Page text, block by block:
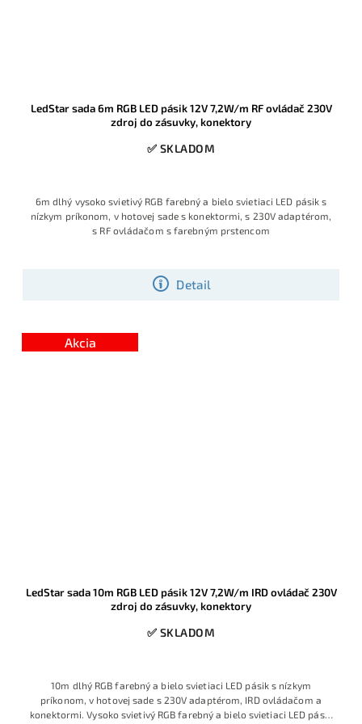
LedStar sada 6m RGB LED pásik 12V 7,2W/m RF ovládač 230V
zdroj do zásuvky, konektory
✅ SKLADOM
Detail
6m dlhý vysoko svietivý RGB farebný a bielo svietiaci LED pásik s
nízkym príkonom, v hotovej sade s konektormi, s 230V adaptérom,
s RF ovládačom s farebným prstencom
Akcia
LedStar sada 10m RGB LED pásik 12V 7,2W/m IRD ovládač 230V
zdroj do zásuvky, konektory
✅ SKLADOM
10m dlhý RGB farebný a bielo svietiaci LED pásik s nízkym
príkonom, v hotovej sade s 230V adaptérom, IRD ovládačom a
konektormi. Vysoko svietivý RGB farebný a bielo svietiaci LED pásik